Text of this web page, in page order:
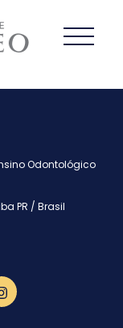
Odontológico
PR / Brasil